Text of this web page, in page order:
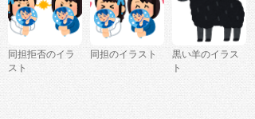
同担拒否のイラ
スト
同担のイラスト
黒い羊のイラス
ト